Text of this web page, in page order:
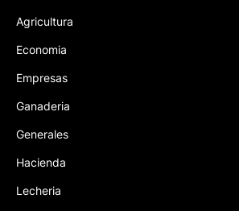
Agricultura
Economia
Empresas
Ganaderia
Generales
Hacienda
Lecheria